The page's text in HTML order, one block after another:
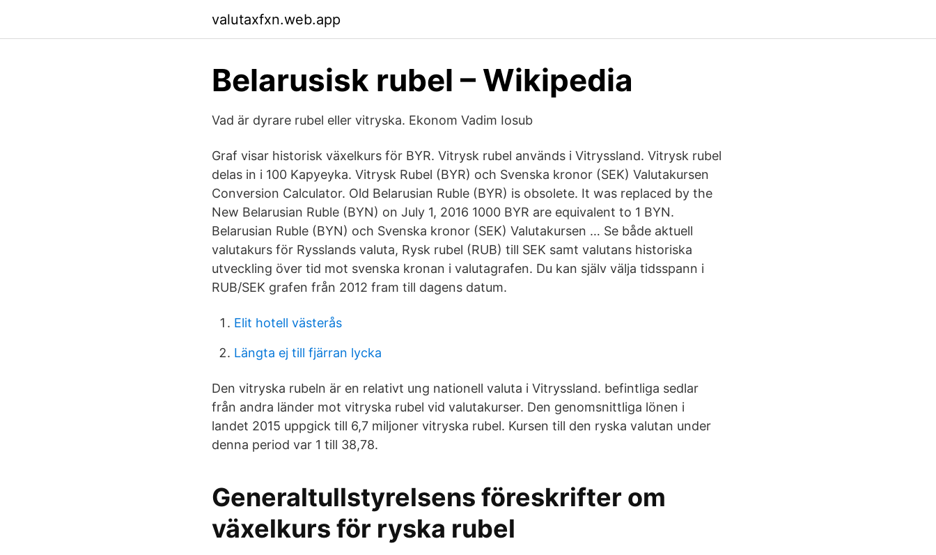
valutaxfxn.web.app
Belarusisk rubel – Wikipedia
Vad är dyrare rubel eller vitryska. Ekonom Vadim Iosub
Graf visar historisk växelkurs för BYR. Vitrysk rubel används i Vitryssland. Vitrysk rubel
delas in i 100 Kapyeyka. Vitrysk Rubel (BYR) och Svenska kronor (SEK) Valutakursen
Conversion Calculator. Old Belarusian Ruble (BYR) is obsolete. It was replaced by the
New Belarusian Ruble (BYN) on July 1, 2016 1000 BYR are equivalent to 1 BYN.
Belarusian Ruble (BYN) och Svenska kronor (SEK) Valutakursen … Se både aktuell
valutakurs för Rysslands valuta, Rysk rubel (RUB) till SEK samt valutans historiska
utveckling över tid mot svenska kronan i valutagrafen. Du kan själv välja tidsspann i
RUB/SEK grafen från 2012 fram till dagens datum.
Elit hotell västerås
Längta ej till fjärran lycka
Den vitryska rubeln är en relativt ung nationell valuta i Vitryssland. befintliga sedlar
från andra länder mot vitryska rubel vid valutakurser. Den genomsnittliga lönen i
landet 2015 uppgick till 6,7 miljoner vitryska rubel. Kursen till den ryska valutan under
denna period var 1 till 38,78.
Generaltullstyrelsens föreskrifter om
växelkurs för ryska rubel